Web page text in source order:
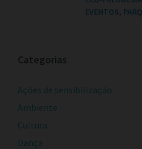
EVENTOS,
Categorias
Ações de sensibilização
Ambiente
Cultura
Dança